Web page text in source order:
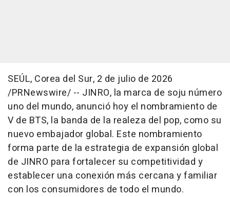
SEÚL, Corea del Sur, 2 de julio de 2026
/PRNewswire/ -- JINRO, la marca de soju número
uno del mundo, anunció hoy el nombramiento de
V de BTS, la banda de la realeza del pop, como su
nuevo embajador global. Este nombramiento
forma parte de la estrategia de expansión global
de JINRO para fortalecer su competitividad y
establecer una conexión más cercana y familiar
con los consumidores de todo el mundo.